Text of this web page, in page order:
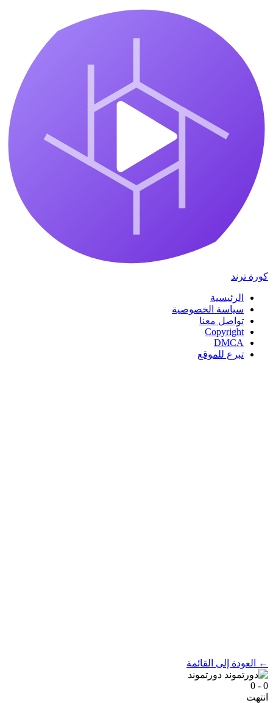
كورة ترند
الرئيسية
سياسة الخصوصية
تواصل معنا
Copyright
DMCA
تبرع للموقع
← العودة إلى القائمة
دورتموند
0 - 0
انتهت